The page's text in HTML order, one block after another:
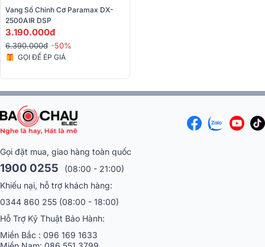
Vang Số Chỉnh Cơ Paramax DX-
2500AIR DSP
3.190.000đ
6.390.000đ -50%
GỌI ĐỂ ÉP GIÁ
Gọi đặt mua, giao hàng toàn quốc
1900 0255
(08:00 - 21:00)
Khiếu nại, hỗ trợ khách hàng:
0344 860 255 (08:00 - 18:00)
Hỗ Trợ Kỹ Thuật Bảo Hành:
Miền Bắc : 096 169 1633